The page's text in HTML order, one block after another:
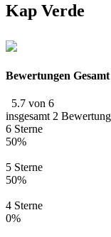
Kap Verde
Bewertungen Gesamt
5.7 von 6
insgesamt 2
6 Sterne
50%
5 Sterne
50%
4 Sterne
0%